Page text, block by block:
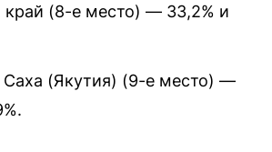
край (8-е место) — 33,2% и
Саха (Якутия) (9-е место) —